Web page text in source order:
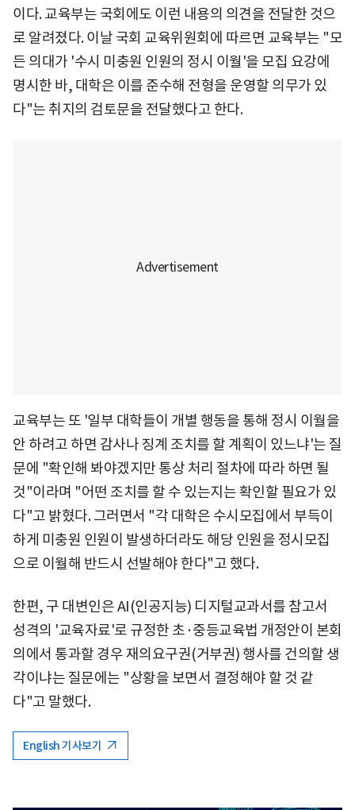
이다. 교육부는 국회에도 이런 내용의 의견을 전달한 것으
로 알려졌다. 이날 국회 교육위원회에 따르면 교육부는 "모
든 의대가 '수시 미충원 인원의 정시 이월'을 모집 요강에
명시한 바, 대학은 이를 준수해 전형을 운영할 의무가 있
다"는 취지의 검토문을 전달했다고 한다.
교육부는 또 '일부 대학들이 개별 행동을 통해 정시 이월을
안 하려고 하면 감사나 징계 조치를 할 계획이 있느냐'는 질
문에 "확인해 봐야겠지만 통상 처리 절차에 따라 하면 될
것"이라며 "어떤 조치를 할 수 있는지는 확인할 필요가 있
다"고 밝혔다. 그러면서 "각 대학은 수시모집에서 부득이
하게 미충원 인원이 발생하더라도 해당 인원을 정시모집
으로 이월해 반드시 선발해야 한다"고 했다.
한편, 구 대변인은 AI(인공지능) 디지털교과서를 참고서
성격의 '교육자료'로 규정한 초·중등교육법 개정안이 본회
의에서 통과할 경우 재의요구권(거부권) 행사를 건의할 생
각이냐는 질문에는 "상황을 보면서 결정해야 할 것 같
다"고 말했다.
English 기사보기